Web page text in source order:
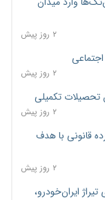
۲ روز پیش
۲ روز پیش
تحصیلات تکمیلی
۲ روز پیش
قانونی با هدف
۲ روز پیش
شد؛ افت ۲۵ درصدی تیراژ ایران‌خودرو،